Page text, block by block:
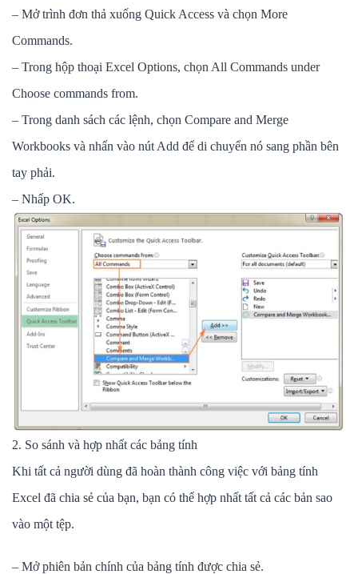
– Mở trình đơn thả xuống Quick Access và chọn More
Commands.
– Trong hộp thoại Excel Options, chọn All Commands under
Choose commands from.
– Trong danh sách các lệnh, chọn Compare and Merge
Workbooks và nhấn vào nút Add để di chuyển nó sang phần bên
tay phải.
– Nhấp OK.
2. So sánh và hợp nhất các bảng tính
Khi tất cả người dùng đã hoàn thành công việc với bảng tính
Excel đã chia sẻ của bạn, bạn có thể hợp nhất tất cả các bản sao
vào một tệp.
– Mở phiên bản chính của bảng tính được chia sẻ.